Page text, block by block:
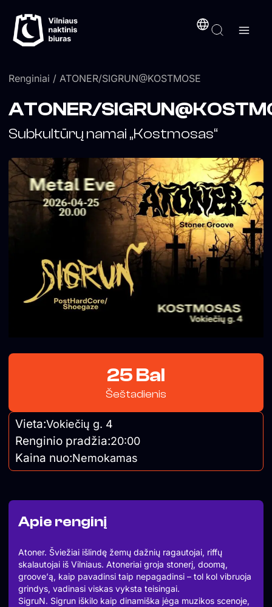
prie
turinio
Renginiai / ATONER/SIGRUN@KOSTMOSE
Apie renginį
Atoner. Šviežiai išlindę žemų dažnių ragautojai, riffų
skalautojai iš Vilniaus. Atoneriai groja stonerį, doomą,
groove’ą, kaip pavadinsi taip nepagadinsi – tol kol vibruoja
grindys, vadinasi viskas vyksta teisingai.
SigruN. Sigrun iškilo kaip dinamiška jėga muzikos scenoje,
ATONER/
Subkultūrų namai „Kostmosas“
25 Bal
Šeštadienis
Vieta:Vokiečių g. 4
Renginio pradžia:20:00
Kaina nuo:Nemokamas